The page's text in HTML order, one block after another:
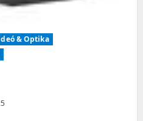
& Optika